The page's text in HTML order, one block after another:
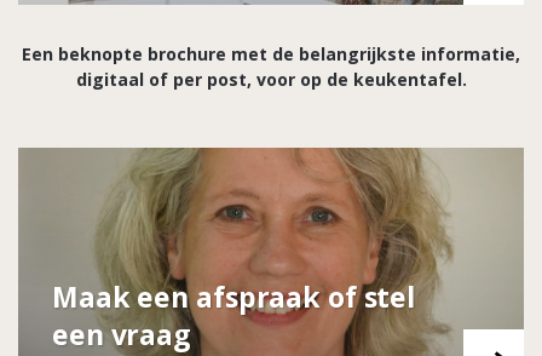
Een beknopte brochure met de belangrijkste informatie,
digitaal of per post, voor op de keukentafel.
Maak een afspraak of stel
een vraag